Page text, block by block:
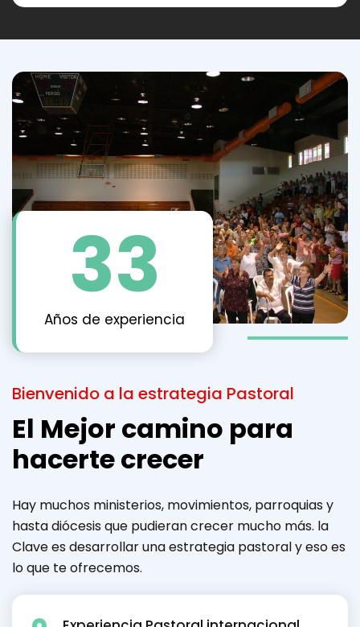
Años de experiencia
34
Bienvenido a la estrategia Pastoral
El Mejor camino para
hacerte crecer
Hay muchos ministerios, movimientos, parroquias y
hasta diócesis que pudieran crecer mucho más. la
Clave es desarrollar una estrategia pastoral y eso es
lo que te ofrecemos.